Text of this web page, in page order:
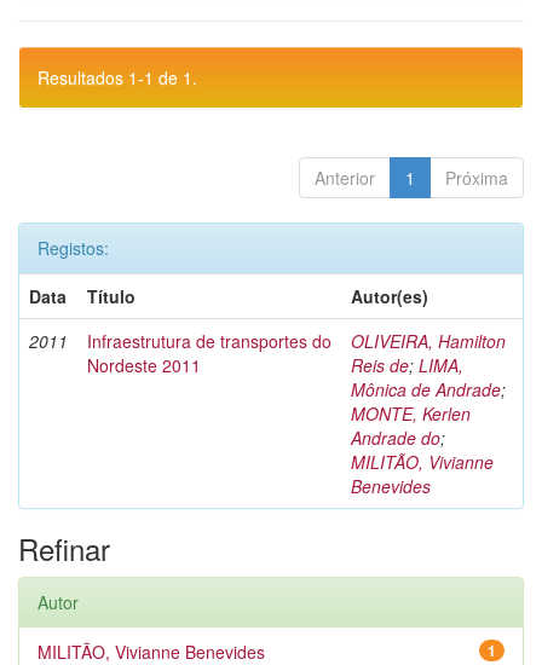
Resultados 1-1 de 1.
Anterior 1 Próxima
Registos:
Data
Título
Autor(es)
2011
Infraestrutura de transportes do
Nordeste 2011
OLIVEIRA, Hamilton
Reis de; LIMA,
Mônica de Andrade;
MONTE, Kerlen
Andrade do;
MILITÃO, Vivianne
Benevides
Refinar
Autor
1
MILITÃO, Vivianne Benevides